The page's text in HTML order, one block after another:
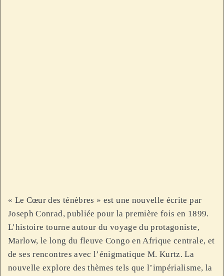
« Le Cœur des ténèbres » est une nouvelle écrite par
Joseph Conrad, publiée pour la première fois en 1899.
L’histoire tourne autour du voyage du protagoniste,
Marlow, le long du fleuve Congo en Afrique centrale, et
de ses rencontres avec l’énigmatique M. Kurtz. La
nouvelle explore des thèmes tels que l’impérialisme, la